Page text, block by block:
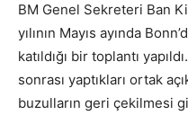
BM Genel Sekreteri Ban
yılının Mayıs ayında
katıldığı bir toplantı
sonrası yaptıkları ortak
buzulların geri çekilmesi